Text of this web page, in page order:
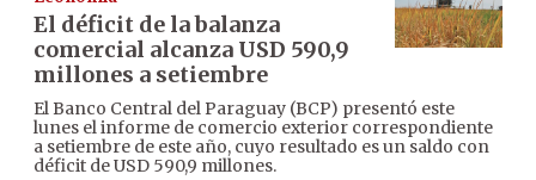
El déficit de la balanza
comercial alcanza USD 590,9
millones a setiembre
El Banco Central del Paraguay (BCP) presentó este
lunes el informe de comercio exterior correspondiente
a setiembre de este año, cuyo resultado es un saldo con
déficit de USD 590,9 millones.